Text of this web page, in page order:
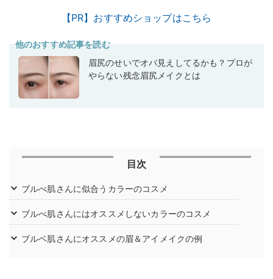
【PR】おすすめショップはこちら
他のおすすめ記事を読む
眉尻のせいでオバ見えしてるかも？プロが
やらない残念眉尻メイクとは
目次
ブルべ肌さんに似合うカラーのコスメ
ブルべ肌さんにはオススメしないカラーのコスメ
ブルベ肌さんにオススメの眉＆アイメイクの例